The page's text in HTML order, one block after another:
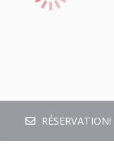
RÉSERVATION!